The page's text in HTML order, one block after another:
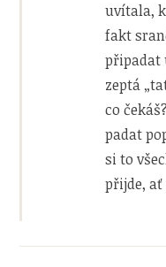
uvítala,
fakt
připadat
zeptá
co
padat
si to
přijde, ať